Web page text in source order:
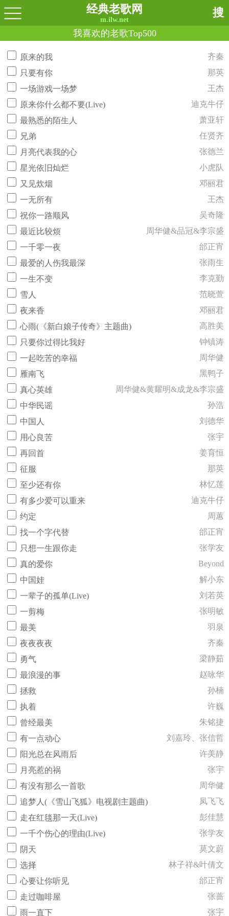
经典老歌网
m.ilw.net
搜
我喜欢的老歌Top500
原来的我
齐秦
只要有你
那英
一场游戏一场梦
王杰
原来你什么都不要(Live)
迪克牛仔
最熟悉的陌生人
萧亚轩
兄弟
任贤齐
月亮代表我的心
张德兰
星光依旧灿烂
小虎队
又见炊烟
邓丽君
一无所有
王杰
祝你一路顺风
吴奇隆
最近比较烦
周华健&品冠&李宗盛
一千零一夜
邰正宵
最爱的人伤我最深
张雨生
一生不变
李克勤
雪人
范晓萱
夜来香
邓丽君
心雨(《新白娘子传奇》主题曲)
高胜美
只要你过得比我好
钟镇涛
一起吃苦的幸福
周华健
雁南飞
黑鸭子
真心英雄
周华健&黄耀明&成龙&李宗盛
中华民谣
孙浩
中国人
刘德华
用心良苦
张宇
再回首
姜育恒
征服
那英
至少还有你
林忆莲
有多少爱可以重来
迪克牛仔
约定
周蕙
找一个字代替
邰正宵
只想一生跟你走
张学友
真的爱你
Beyond
中国娃
解小东
一辈子的孤单(Live)
刘若英
一剪梅
张明敏
最美
羽泉
夜夜夜夜
齐秦
勇气
梁静茹
最浪漫的事
赵咏华
拯救
孙楠
执着
许巍
曾经最美
朱铭捷
有一点动心
刘嘉玲、张信哲
阳光总在风雨后
许美静
月亮惹的祸
张宇
有没有那么一首歌
周华健
追梦人(《雪山飞狐》电视剧主题曲)
凤飞飞
走在红毯那一天(Live)
彭佳慧
一千个伤心的理由(Live)
张学友
阴天
莫文蔚
选择
林子祥&叶倩文
心要让你听见
邰正宵
走过咖啡屋
张蔷
雨一直下
张宇